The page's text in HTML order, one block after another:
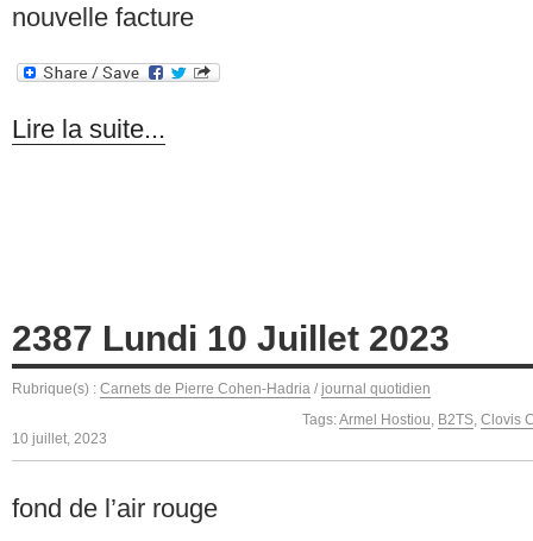
nouvelle facture
Lire la suite...
2387 Lundi 10 Juillet 2023
Rubrique(s) : Carnets de Pierre Cohen-Hadria / journal quotidien
Tags:Armel Hostiou, B2TS, Clovis
10 juillet, 2023
fond de l’air rouge